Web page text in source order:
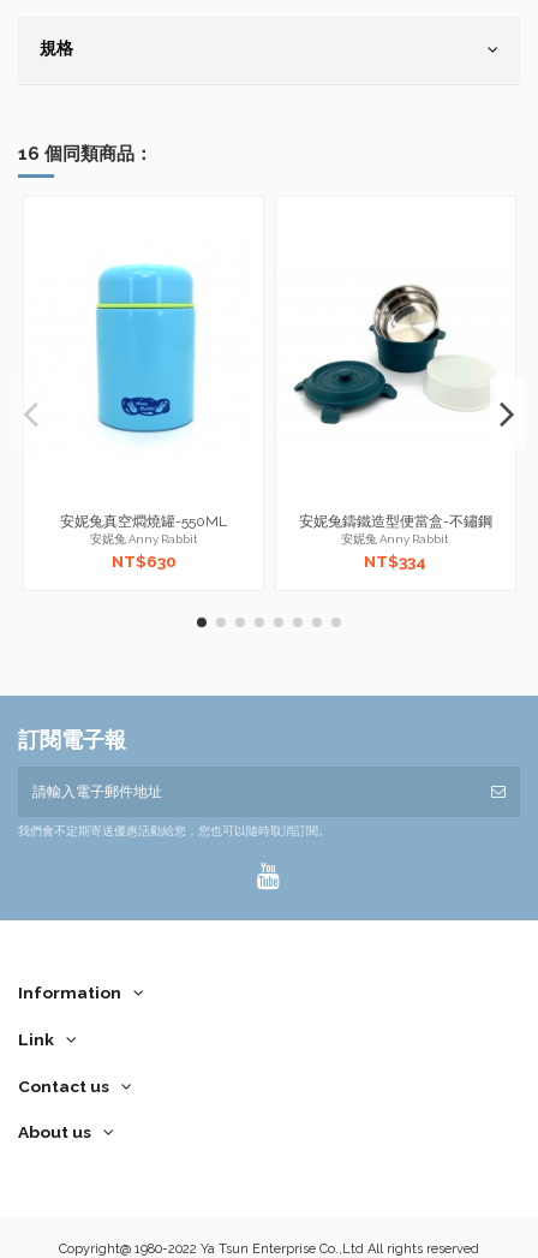
規格
16 個同類商品：
安妮兔真空燜燒罐-550ML
安妮兔 Anny Rabbit
NT$630
安妮兔鑄鐵造型便當盒-不鏽鋼
安妮兔 Anny Rabbit
NT$334
訂閱電子報
我們會不定期寄送優惠活動給您，您也可以隨時取消訂閱。
Information
Link
Contact us
About us
Copyright@ 1980-2022 Ya Tsun Enterprise Co.,Ltd All rights reserved